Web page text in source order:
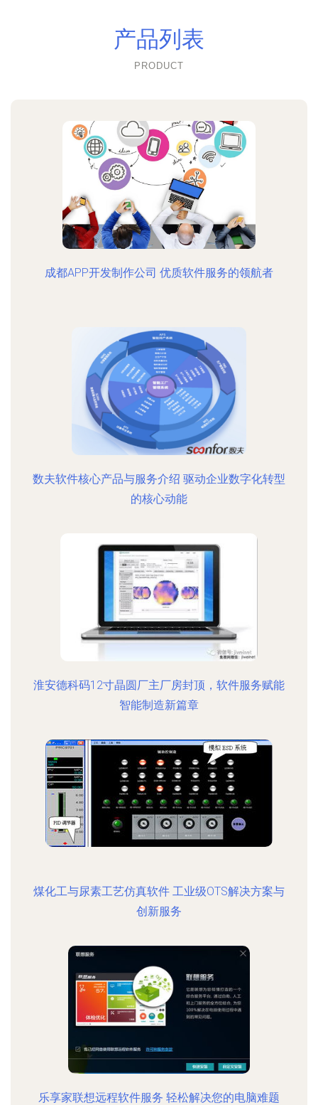
产品列表
PRODUCT
成都APP开发制作公司 优质软件服务的领航者
数夫软件核心产品与服务介绍 驱动企业数字化转型
的核心动能
淮安德科码12寸晶圆厂主厂房封顶，软件服务赋能
智能制造新篇章
煤化工与尿素工艺仿真软件 工业级OTS解决方案与
创新服务
乐享家联想远程软件服务 轻松解决您的电脑难题